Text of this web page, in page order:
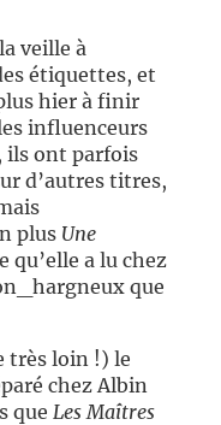
veille à
étiquettes, et
hier à finir
influenceurs
ils ont parfois
d’autres titres,
plus Une
qu’elle a lu chez
que
très loin !) le
chez Albin
que Les Maîtres